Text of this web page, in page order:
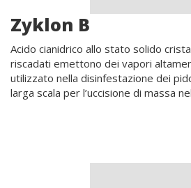
Zyklon B
Acido cianidrico allo stato solido
riscadati emettono dei vapori
utilizzato nella disinfestazione dei
larga scala per l’uccisione di massa